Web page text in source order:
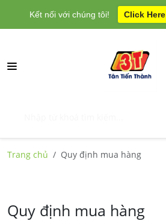
Trang chủ Quy định mua hàng
Quy định mua hàng
Kết nối với chúng tôi! Click Here